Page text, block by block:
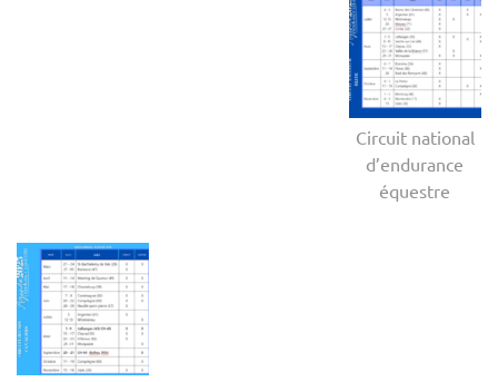
Circuit national
d’endurance
équestre